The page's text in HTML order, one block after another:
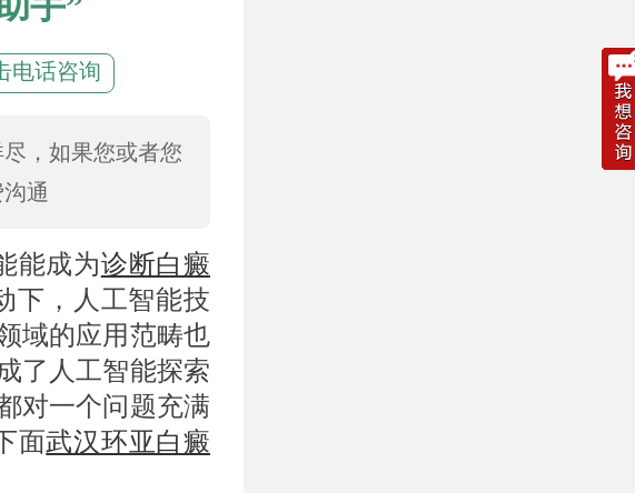
电话咨询
，如果您或者您
通
能成为诊断白癜
下，人工智能技
域的应用范畴也
了人工智能探索
对一个问题充满
面武汉环亚白癜